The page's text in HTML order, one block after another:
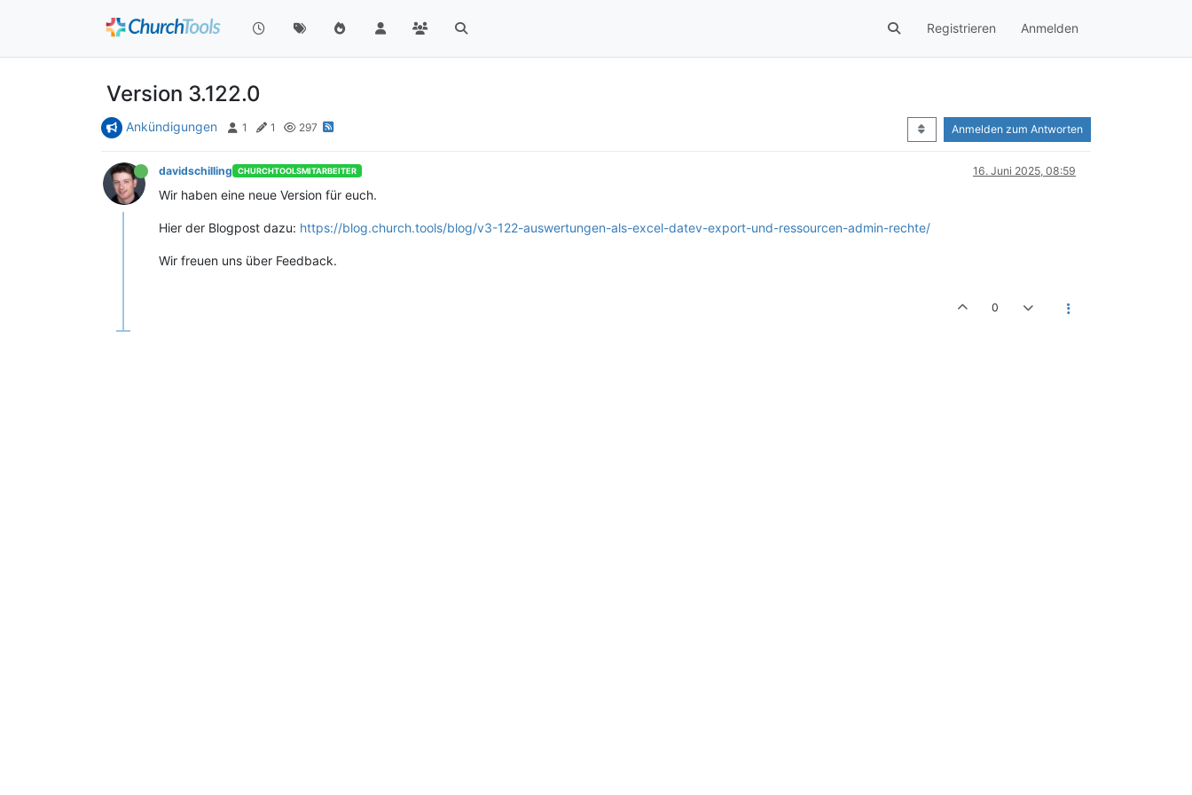
Registrieren Anmelden
Version 3.122.0
Ankündigungen 1 1 297 Anmelden zum Antworten
davidschilling CHURCHTOOLSMITARBEITER 16. Juni 2025, 08:59
Wir haben eine neue Version für euch.
Hier der Blogpost dazu: https://blog.church.tools/blog/v3-122-auswertungen-als-excel-datev-export-und-ressourcen-admin-rechte/
Wir freuen uns über Feedback.
0